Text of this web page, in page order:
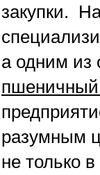
закупки.
а одним из
разумным
не только